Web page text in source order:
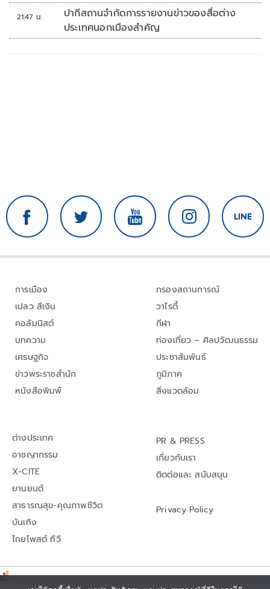
21:47 น.
ปากีสถานจำกัดการรายงานข่าวของสื่อต่าง
ประเทศนอกเมืองสำคัญ
การเมือง
เปลว สีเงิน
คอลัมนิสต์
บทความ
เศรษฐกิจ
ข่าวพระราชสำนัก
หนังสือพิมพ์
กรองสถานการณ์
วาไรตี้
กีฬา
ท่องเที่ยว – ศิลปวัฒนธรรม
ประชาสัมพันธ์
ภูมิภาค
สิ่งแวดล้อม
ต่างประเทศ
อาชญากรรม
X-CITE
ยานยนต์
สาธารณสุข-คุณภาพชีวิต
บันเทิง
ไทยโพสต์ ทีวี
PR & PRESS
เกี่ยวกับเรา
ติดต่อและ สนับสนุน
Privacy Policy